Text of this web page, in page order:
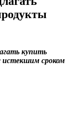
купить
сроком